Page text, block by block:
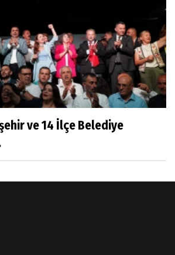
Yıldırım
Sağlığının Görünmez Kalkanı
CAVULDAK
ÖZDEMİR
ve 14 İlçe Belediye